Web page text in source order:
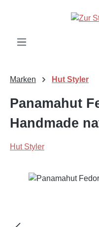
Zum Hauptinhalt springen
Marken Hut Styler
Panamahut
Handmade
Hut Styler
Bildergalerie